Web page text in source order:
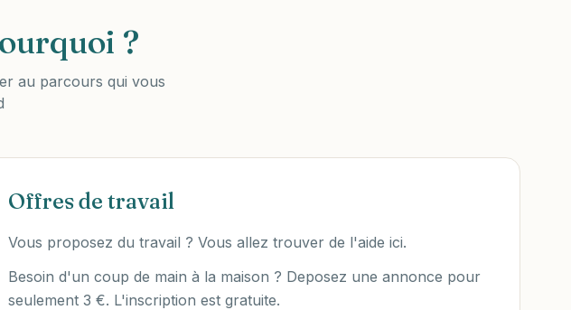
?
au parcours qui vous
Offres de travail
Vous proposez du travail ? Vous allez trouver de l'aide ici.
Besoin d'un coup de main à la maison ? Deposez une annonce pour
seulement 3 €. L'inscription est gratuite.